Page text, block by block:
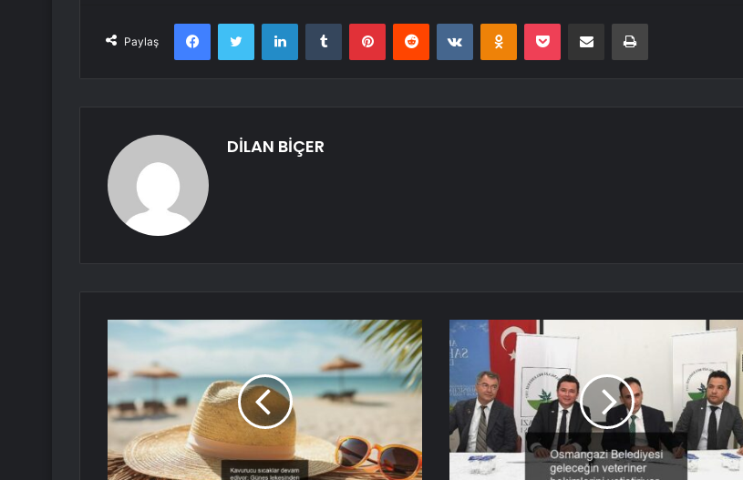
Paylaş
FacebookTwitter LinkedInTumblr PinterestReddit VKontakteOdnoklassniki
Pocket E-Posta ile paylaş Yazdır
DİLAN BİÇER